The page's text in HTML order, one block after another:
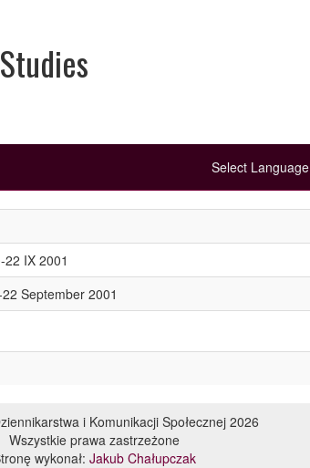
Select Language
IX 2001
September 2001
i Komunikacji Społecznej 2026
Wszystkie prawa zastrzeżone
wykonał: Jakub Chałupczak